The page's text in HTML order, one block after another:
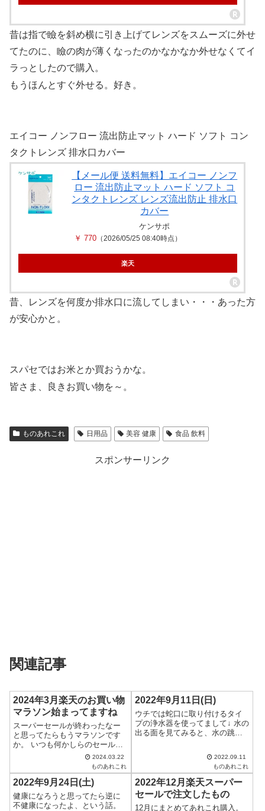
昔は指で瞼を斜め横に引き上げてレンズをスムーズに外せ
てたのに、瞼の肉が薄くなったのかなかなか外せなくてイ
ラっとしたので購入。
もうほんとすぐ外せる。好き。
エイコー ノンフロー 流出防止マット ハード ソフト コン
タクトレンズ 排水口カバー
【メール便 送料無料】エイコー ノンフ
ロー 流出防止マット ハード ソフト コ
ンタクトレンズ レンズ流出防止 排水口
カバー
ケンサポ
￥ 770（2026/05/25 08:40時点）
楽天
昔、レンズを何度か排水口に流してしまい・・・あった方
が安心かと。
スパセではお米とか買おうかな。
皆さま、良きお買い物を～。
ものあれこれ 日用品 美容 健康 食品 飲料
スポンサーリンク
関連記事
2024年3月楽天のお買い物
マラソン始まってますね
スーパーセールが終わったなー
と思ってたらもうマラソンです
か。 いつも何かしらのセールを
やってる感じがするなぁ・・・
まぁ実際そうなんだけど^^; 今日
は、使ってみて良かったものを
置いておきますね。 アスベルの
シャンプー詰め替えボトル。 こ
れは...
2024.03.22
ものあれこれ
2022年9月11日(日)
ウチでは蛇口に取り付けるタイ
プの浄水器を使ってまして↓ 水の
出る面を見てみると、水の跳ね
ちょこ掃除する必要があります
な。 ペットボトルの水を買った
りもしたけど、スーパーで買う
と運ぶのが...
2022.09.11
ものあれこれ
2022年9月24日(土)
健康になろうと思ってたら逆に
不健康になったよ、という話。
2022年12月楽天スーパー
セールで注文したもの
12月にまとめてあれこれ購入。